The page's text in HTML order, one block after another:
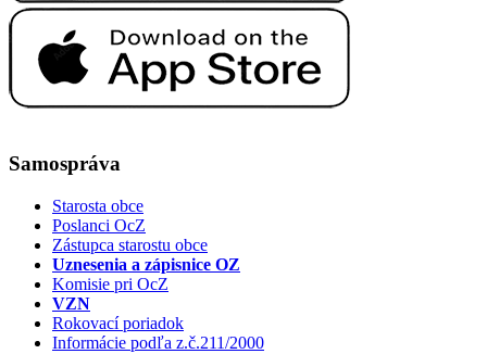
Samospráva
Starosta obce
Poslanci OcZ
Zástupca starostu obce
Uznesenia a zápisnice OZ
Komisie pri OcZ
VZN
Rokovací poriadok
Informácie podľa z.č.211/2000